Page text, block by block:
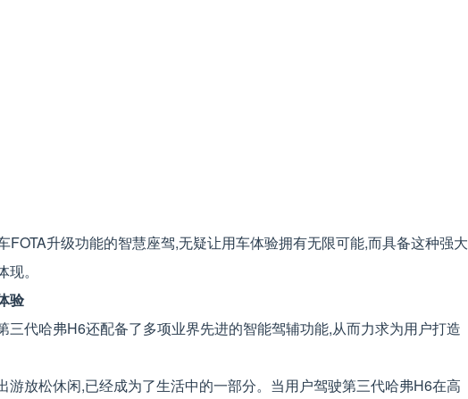
FOTA升级功能的智慧座驾,无疑让用车体验拥有无限可能,而具备这种强大
。
验
三代哈弗H6还配备了多项业界先进的智能驾辅功能,从而力求为用户打造
游放松休闲,已经成为了生活中的一部分。当用户驾驶第三代哈弗H6在高